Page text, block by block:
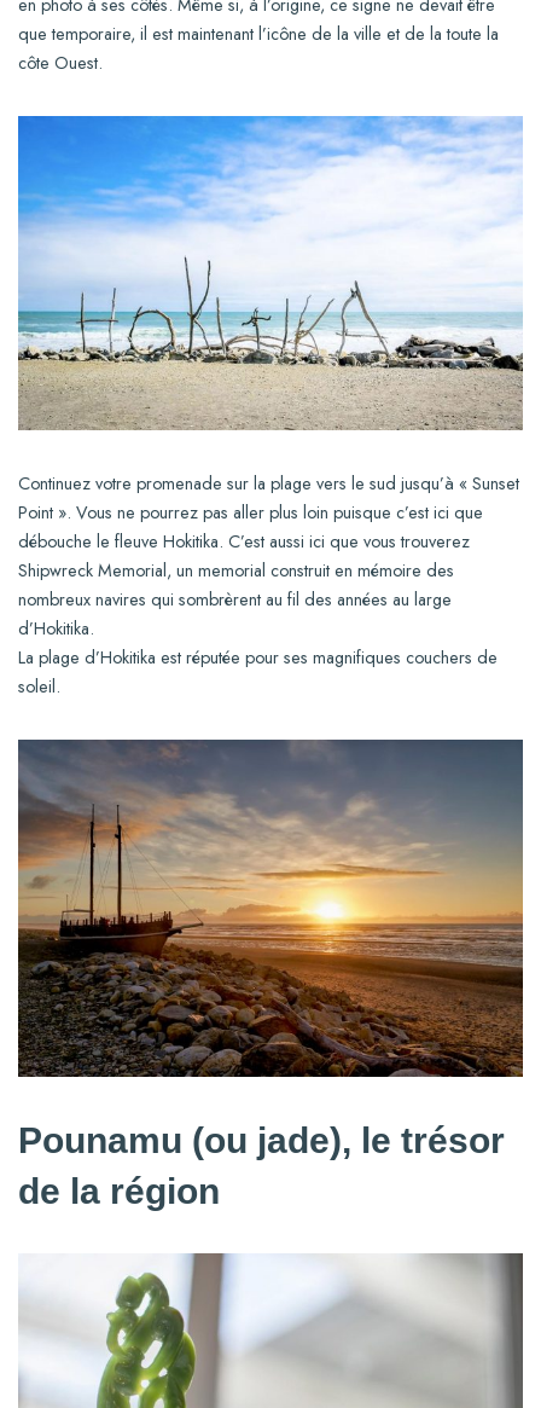
en photo à ses côtés. Même si, à l’origine, ce signe ne devait être
que temporaire, il est maintenant l’icône de la ville et de la toute la
côte Ouest.
Continuez votre promenade sur la plage vers le sud jusqu’à « Sunset
Point ». Vous ne pourrez pas aller plus loin puisque c’est ici que
débouche le fleuve Hokitika. C’est aussi ici que vous trouverez
Shipwreck Memorial, un memorial construit en mémoire des
nombreux navires qui sombrèrent au fil des années au large
d’Hokitika.
La plage d’Hokitika est réputée pour ses magnifiques couchers de
soleil.
Pounamu (ou jade), le trésor
de la région